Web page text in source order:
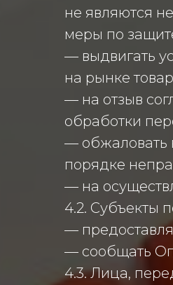
не являются
меры по
— выдвигать
на рынке
— на отзыв
обработки
— обжаловать
порядке
— на
4.2. Субъекты
—
— сообщать
4.3. Лица,